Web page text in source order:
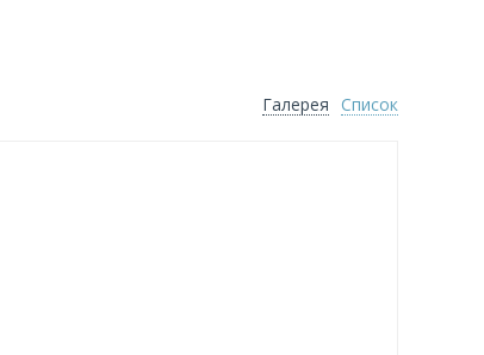
Галерея Список